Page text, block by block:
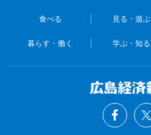
食べる 見る・遊ぶ
暮らす・働く 学ぶ・知る